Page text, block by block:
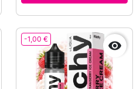
-1,00 € 